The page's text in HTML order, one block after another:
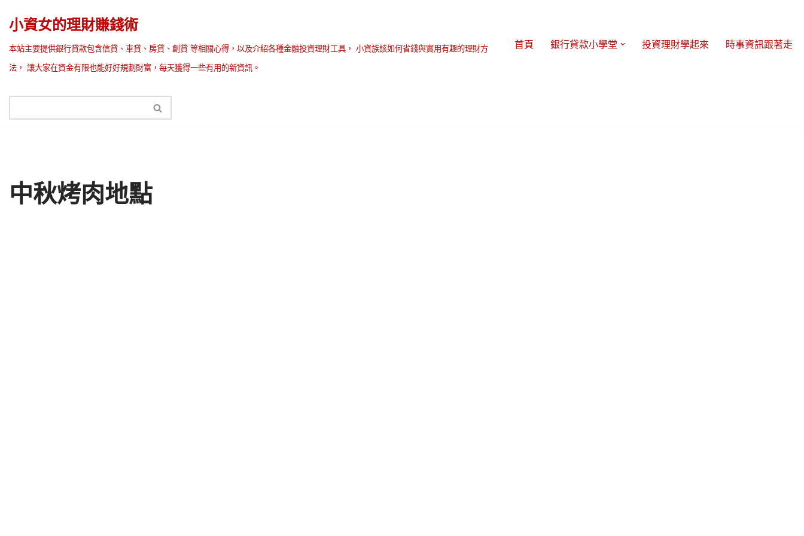
Skip
to
content
小資女的理財賺錢術
本站主要提供銀行貸款包含信貸、車貸、房貸、創貸 等相關心得，以及介紹各種金融投資理財工具， 小資族該如何省錢與實用有趣的理財方
法， 讓大家在資金有限也能好好規劃財富，每天獲得一些有用的新資訊。
首頁 銀行貸款小學堂 投資理財學起來 時事資訊跟著走
中秋烤肉地點